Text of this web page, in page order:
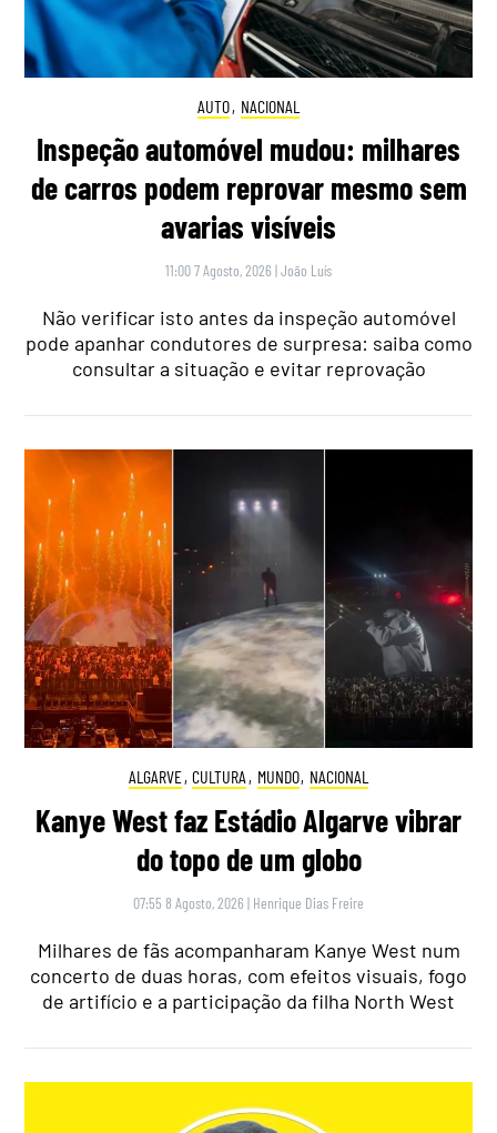
AUTO, NACIONAL
Inspeção automóvel mudou: milhares
de carros podem reprovar mesmo sem
avarias visíveis
11:00 7 Agosto, 2026 |João Luís
Não verificar isto antes da inspeção automóvel
pode apanhar condutores de surpresa: saiba como
consultar a situação e evitar reprovação
ALGARVE, CULTURA , MUNDO, NACIONAL
Kanye West faz Estádio Algarve vibrar
do topo de um globo
07:55 8 Agosto, 2026 | Henrique Dias Freire
Milhares de fãs acompanharam Kanye West num
concerto de duas horas, com efeitos visuais, fogo
de artifício e a participação da filha North West